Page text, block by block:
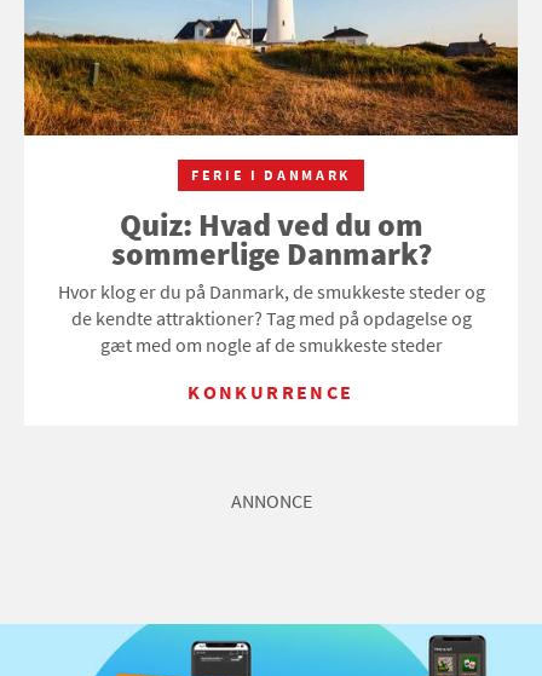
FERIE I DANMARK
Quiz: Hvad ved du om
sommerlige Danmark?
Hvor klog er du på Danmark, de smukkeste steder og
de kendte attraktioner? Tag med på opdagelse og
gæt med om nogle af de smukkeste steder
KONKURRENCE
ANNONCE